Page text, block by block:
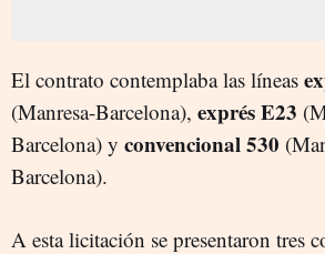
El contrato contemplaba las líneas
(Manresa-Barcelona), exprés E23
Barcelona) y convencional 530
Barcelona).
A esta licitación se presentaron tres